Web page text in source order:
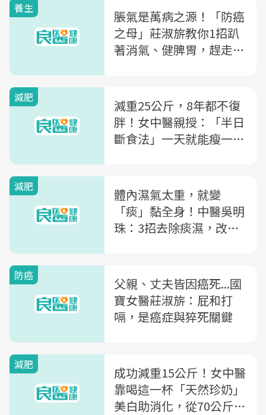
養生
脹氣是萬病之源！「防癌
之母」莊淑旂教你1招趴
著消氣、健脾胃，趕走惱
減肥
減重25公斤，8年都不復
胖！女中醫親授：「半日
斷食法」一天就能瘦一公
減肥
體內濕氣太重，就變
「痰」黏全身！中醫吳明
珠：3招去除痰濕，改善
防癌
父親、丈夫皆因癌死...國
寶女醫莊淑旂：屁和打
嗝，是癌症與猝死關鍵
減肥
成功減重15公斤！女中醫
靠喝這一杯「天然珍奶」
美白助消化，從70公斤瘦